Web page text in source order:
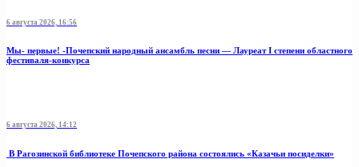
6 августа 2026, 16:56
Мы- первые! -Почепский народный ансамбль песни — Лауреат I степени областного
фестиваля-конкурса
6 августа 2026, 14:12
В Рагозинской библиотеке Почепского района состоялись «Казачьи посиделки»